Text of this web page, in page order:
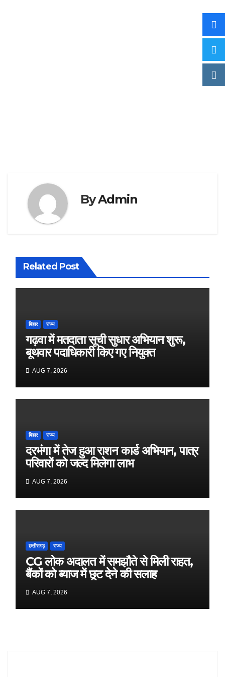
ByAdmin
Related Post
बिहार राज्य
गढ़वा में मतदाता सूची सुधार अभियान शुरू,
बूथवार पदाधिकारी किए गए नियुक्त
AUG 7, 2026
बिहार राज्य
दरभंगा में तेज हुआ राशन कार्ड अभियान, पात्र
परिवारों को जल्द मिलेगा लाभ
AUG 7, 2026
छत्तीसगढ़ राज्य
CG लोक अदालत में समझौते से मिली राहत,
बैंकों को ब्याज में छूट देने की सलाह
AUG 7, 2026